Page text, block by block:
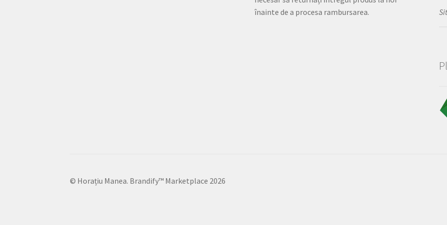
înainte de a procesa rambursarea.
© Horațiu Manea. Brandify™ Marketplace 2026